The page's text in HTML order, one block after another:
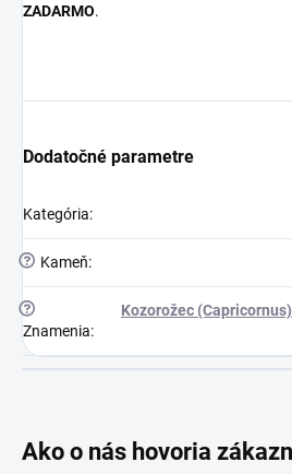
ZADARMO.
Dodatočné parametre
Kategória:
? Kameň:
?
Znamenia:
Kozorožec (Capricornus)